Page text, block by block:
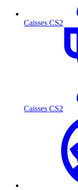
Caisses CS2
Caisses CS2